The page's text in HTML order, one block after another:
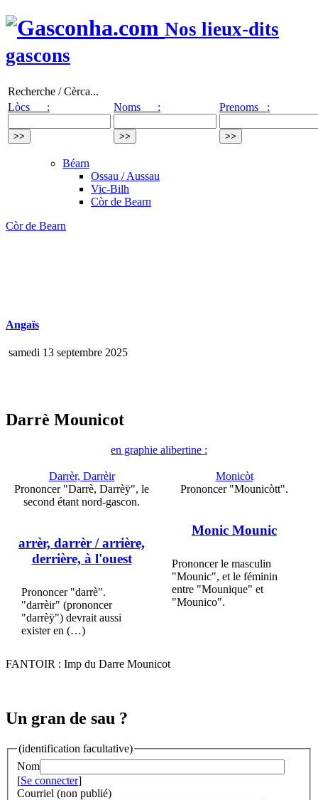
Nos lieux-dits
gascons
Recherche / Cèrca...
Lòcs :
Noms : Prenoms :
Béarn
Ossau / Aussau
Vic-Bilh
Còr de Bearn
Còr de Bearn
Angaïs
samedi 13 septembre 2025
Darrè Mounicot
en graphie alibertine :
Darrèr, Darrèir
Prononcer "Darrè, Darrèÿ", le
second étant nord-gascon.
arrèr, darrèr / arrière,
derrière, à l'ouest
Prononcer "darrè".
"darrèir" (prononcer
"darrèÿ") devrait aussi
exister en (…)
Monicòt
Prononcer "Mounicòtt".
Monic Mounic
Prononcer le masculin
"Mounic", et le féminin
entre "Mounique" et
"Mounico".
FANTOIR : Imp du Darre Mounicot
Un gran de sau ?
(identification facultative)
Nom
[Se connecter]
Courriel (non publié)